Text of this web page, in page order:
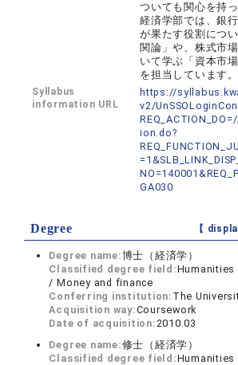
ついても関心を持っ
経済学部では、銀
が果たす役割につ
関論」や、株式市
いて学ぶ「資本市
を担当しています。
Syllabus
information URL
https://
v2/
ion.do?
GA030
Degree 【
Degree name:博士（経済学）
Classified degree field:Humanities
/ Money and finance
Conferring institution: The
Acquisition way:Coursework
Date of acquisition:2010.03
Degree name:修士（経済学）
Classified degree field:Humanities